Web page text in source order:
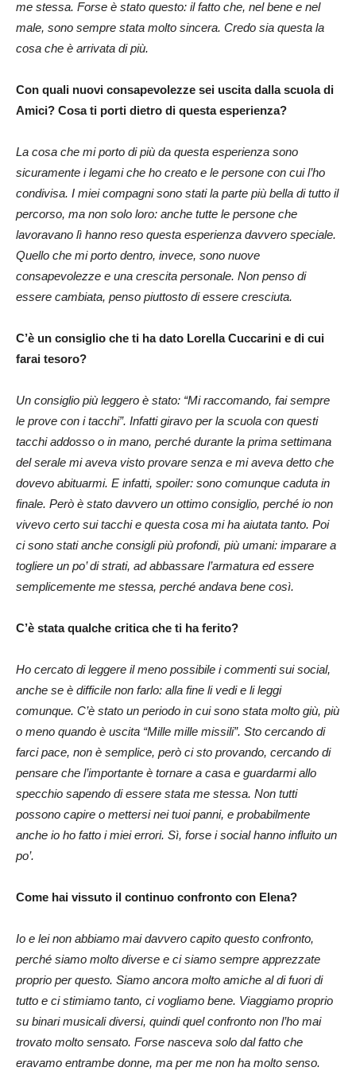
me stessa. Forse è stato questo: il fatto che, nel bene e nel
male, sono sempre stata molto sincera. Credo sia questa la
cosa che è arrivata di più.
Con quali nuovi consapevolezze sei uscita dalla scuola di
Amici? Cosa ti porti dietro di questa esperienza?
La cosa che mi porto di più da questa esperienza sono
sicuramente i legami che ho creato e le persone con cui l’ho
condivisa. I miei compagni sono stati la parte più bella di tutto il
percorso, ma non solo loro: anche tutte le persone che
lavoravano lì hanno reso questa esperienza davvero speciale.
Quello che mi porto dentro, invece, sono nuove
consapevolezze e una crescita personale. Non penso di
essere cambiata, penso piuttosto di essere cresciuta.
C’è un consiglio che ti ha dato Lorella Cuccarini e di cui
farai tesoro?
Un consiglio più leggero è stato: “Mi raccomando, fai sempre
le prove con i tacchi”. Infatti giravo per la scuola con questi
tacchi addosso o in mano, perché durante la prima settimana
del serale mi aveva visto provare senza e mi aveva detto che
dovevo abituarmi. E infatti, spoiler: sono comunque caduta in
finale. Però è stato davvero un ottimo consiglio, perché io non
vivevo certo sui tacchi e questa cosa mi ha aiutata tanto. Poi
ci sono stati anche consigli più profondi, più umani: imparare a
togliere un po’ di strati, ad abbassare l’armatura ed essere
semplicemente me stessa, perché andava bene così.
C’è stata qualche critica che ti ha ferito?
Ho cercato di leggere il meno possibile i commenti sui social,
anche se è difficile non farlo: alla fine li vedi e li leggi
comunque. C’è stato un periodo in cui sono stata molto giù, più
o meno quando è uscita “Mille mille missili”. Sto cercando di
farci pace, non è semplice, però ci sto provando, cercando di
pensare che l’importante è tornare a casa e guardarmi allo
specchio sapendo di essere stata me stessa. Non tutti
possono capire o mettersi nei tuoi panni, e probabilmente
anche io ho fatto i miei errori. Sì, forse i social hanno influito un
po’.
Come hai vissuto il continuo confronto con Elena?
Io e lei non abbiamo mai davvero capito questo confronto,
perché siamo molto diverse e ci siamo sempre apprezzate
proprio per questo. Siamo ancora molto amiche al di fuori di
tutto e ci stimiamo tanto, ci vogliamo bene. Viaggiamo proprio
su binari musicali diversi, quindi quel confronto non l’ho mai
trovato molto sensato. Forse nasceva solo dal fatto che
eravamo entrambe donne, ma per me non ha molto senso.